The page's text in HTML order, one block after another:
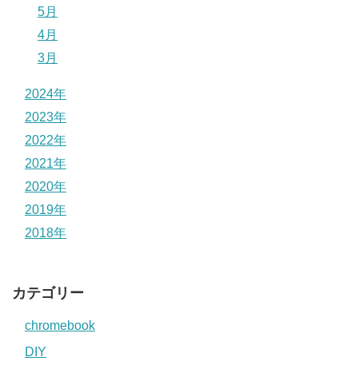
5月
4月
3月
2024年
2023年
2022年
2021年
2020年
2019年
2018年
カテゴリー
chromebook
DIY